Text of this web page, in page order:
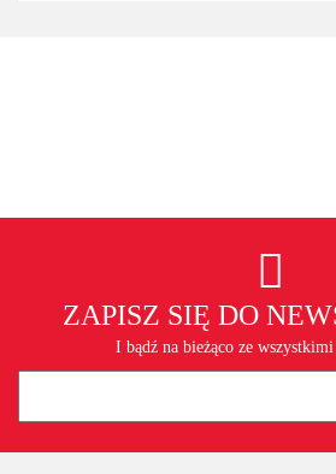
ZAPISZ SIĘ DO
I bądź na bieżąco ze